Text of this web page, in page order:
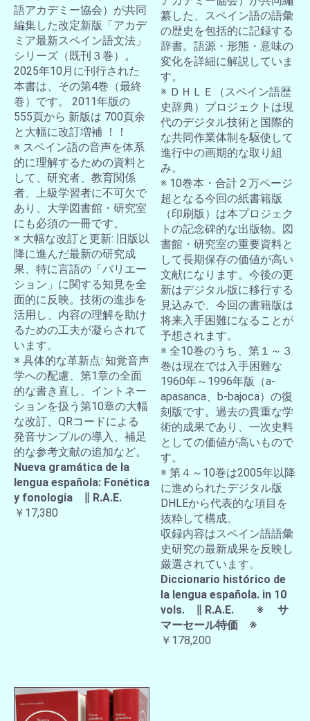
語アカデミー協会）が共同
編集した改定新版「アカデ
ミア最新スペイン語文法」
シリーズ（既刊３巻）。
2025年10月に刊行された
本書は、その第4巻（最終
巻）です。 2011年版の
555頁から 新版は 700頁余
と大幅に改訂増補 ！！
※ スペイン語の音声を体系
的に理解するための資料と
して、研究者、教育関係
者、上級学習者に不可欠で
あり、大学図書館・研究室
にも必須の一冊です。
※ 大幅な改訂と更新: 旧版以
降に進んだ最新の研究成
果、特に言語の「バリエー
ション」に関する知見を全
面的に反映。技術の進歩を
活用し、内容の理解を助け
るための工夫が凝らされて
います。
※ 具体的な革新点: 知覚音声
学への配慮、第1章の全面
的な書き直し、イントネー
ションを扱う第10章の大幅
な改訂、QRコードによる
発音サンプルの導入、補足
的な参考文献の追加など。
Nueva gramática de la
lengua española: Fonética
y fonologia ∥ R.A.E.
￥17,380
纂した、スペイン語の語彙
の歴史を包括的に記録する
辞書。語源・形態・意味の
変化を詳細に解説していま
す。
※ ＤＨＬＥ（スペイン語歴
史辞典）プロジェクトは現
代のデジタル技術と国際的
な共同作業体制を駆使して
進行中の画期的な取り組
み。
※ 10巻本・合計２万ページ
超となる今回の紙書籍版
（印刷版）は本プロジェク
トの記念碑的な出版物。図
書館・研究室の重要資料と
して長期保存の価値が高い
文献になります。今後の更
新はデジタル版に移行する
見込みで、今回の書籍版は
将来入手困難になることが
予想されます。
※ 全10巻のうち、第１～３
巻は現在では入手困難な
1960年～1996年版（a-
apasanca、b-bajoca）の復
刻版です。過去の貴重な学
術的成果であり、一次史料
としての価値が高いもので
す。
※ 第４～10巻は2005年以降
に進められたデジタル版
DHLEから代表的な項目を
抜粋して構成。
収録内容はスペイン語語彙
史研究の最新成果を反映し
厳選されています。
Diccionario histórico de
la lengua española. in 10
vols. ∥ R.A.E. ※ サ
マーセール特価 ※
￥178,200